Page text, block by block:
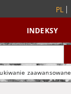
PL
INDEKSY
zaawansowane